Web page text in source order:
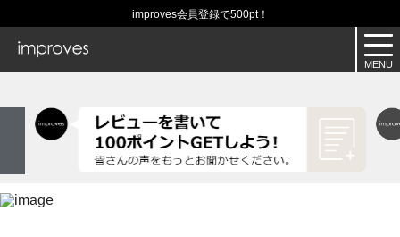
improves会員登録で500pt！